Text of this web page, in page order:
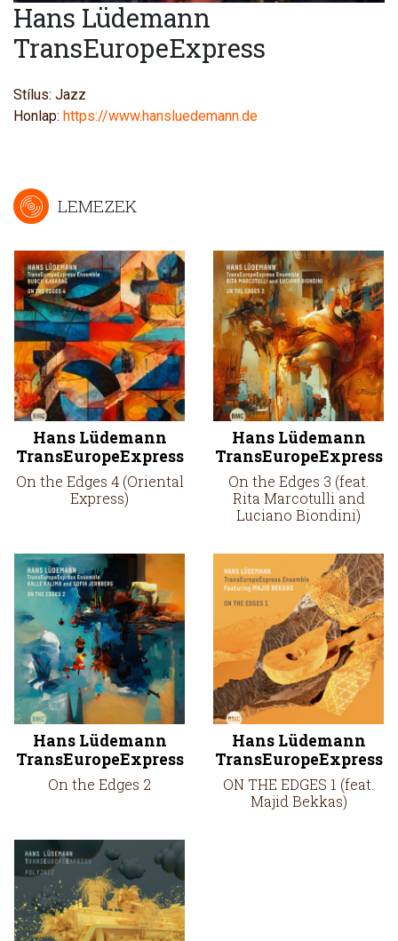
Hans Lüdemann
TransEuropeExpress
Stílus: Jazz
Honlap: https://www.hansluedemann.de
LEMEZEK
Hans Lüdemann
TransEuropeExpress
On the Edges 4 (Oriental
Express)
Hans Lüdemann
TransEuropeExpress
On the Edges 3 (feat.
Rita Marcotulli and
Luciano Biondini)
Hans Lüdemann
TransEuropeExpress
On the Edges 2
Hans Lüdemann
TransEuropeExpress
ON THE EDGES 1 (feat.
Majid Bekkas)